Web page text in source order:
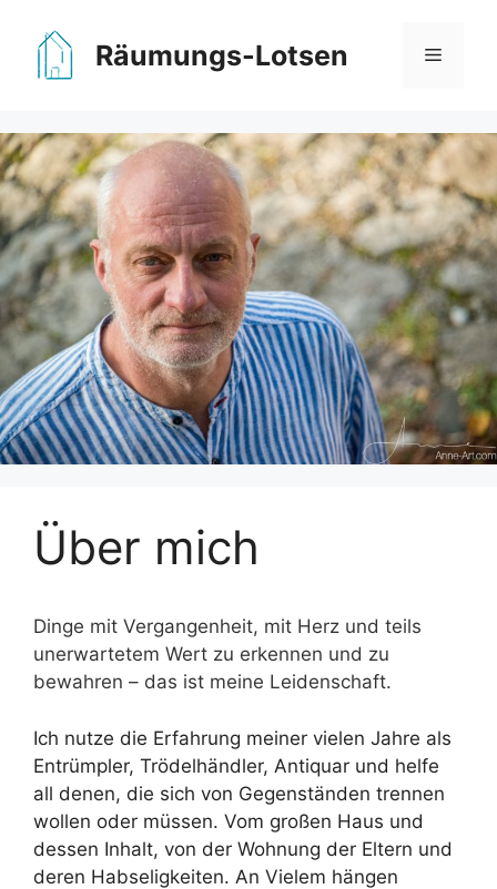
Inhalt
springen
Räumungs-Lotsen Menü
Über mich
Dinge mit Vergangenheit, mit Herz und teils
unerwartetem Wert zu erkennen und zu
bewahren – das ist meine Leidenschaft.
Ich nutze die Erfahrung meiner vielen Jahre als
Entrümpler, Trödelhändler, Antiquar und helfe
all denen, die sich von Gegenständen trennen
wollen oder müssen. Vom großen Haus und
dessen Inhalt, von der Wohnung der Eltern und
deren Habseligkeiten. An Vielem hängen